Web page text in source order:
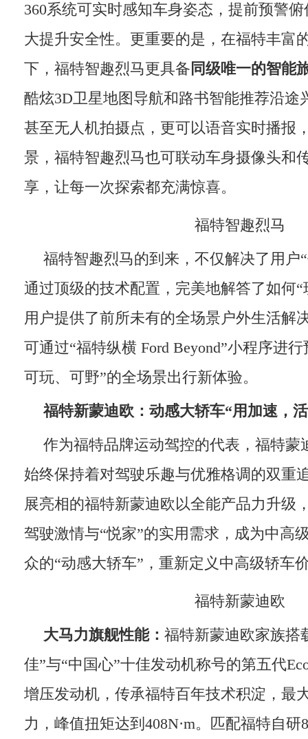
360系统可实时感知车身姿态，提前预警
大提升安全性。更重要的是，在福特丰富
下，福特智趣烈马更具备 同级唯一的智能
酷炫3D卫星地图导航和路书智能推荐沿途
甚至无人机拍摄点，更可以语音实时播报
景，福特智趣烈马也可联动车身摄像头和
享，让每一次探索都充满惊喜。
福特智趣烈马
福特智趣烈马的到来，不仅解决了用户
通过顶级的技术配置，完美地解答了如何
用户提供了前所未有的全场景户外生活解
可通过“福特纵横 Ford Beyond”小程序进
可玩、可野”的全场景出行新体验。
福特新蒙迪欧：动感大轿车“用加速，
作为福特品牌运动驾控的代表，福特蒙
始终保持着对驾驶乐趣与优雅格调的双重
展亮相的福特新蒙迪欧以全能产品力升级
驾驶激情与“悦家”的实用需求，成为中高
众的“动感大轿车”，重新定义中高级轿车
福特新蒙迪欧
大马力旗舰性能： 福特新蒙迪欧家族搭
佳”与“中国心”十佳发动机称号的第五代
增压发动机，传承福特百年技术积淀，最
力，峰值扭矩达到408N·m。匹配福特自